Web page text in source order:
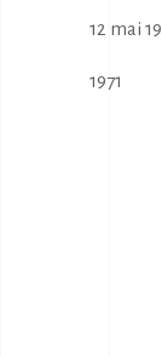
12 mai
1971